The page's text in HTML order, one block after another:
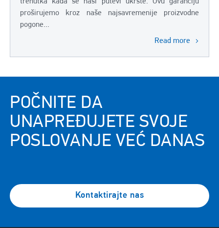
proširujemo kroz naše najsavremenije proizvodne
pogone...
Read more
POČNITE DA
UNAPREĐUJETE SVOJE
POSLOVANJE VEĆ DANAS
Kontaktirajte nas